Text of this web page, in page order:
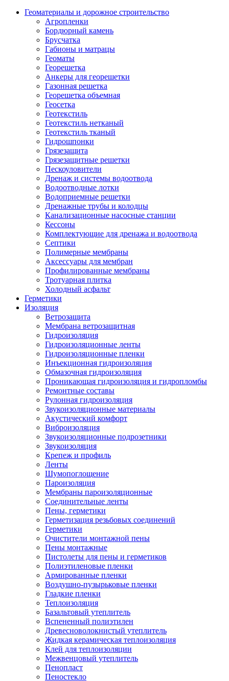
Геоматериалы и дорожное строительство
Агропленки
Бордюрный камень
Брусчатка
Габионы и матрацы
Геоматы
Георешетка
Анкеры для георешетки
Газонная решетка
Георешетка объемная
Геосетка
Геотекстиль
Геотекстиль нетканый
Геотекстиль тканый
Гидрошпонки
Грязезащита
Грязезащитные решетки
Пескоуловители
Дренаж и системы водоотвода
Водоотводные лотки
Водоприемные решетки
Дренажные трубы и колодцы
Канализационные насосные станции
Кессоны
Комплектующие для дренажа и водоотвода
Септики
Полимерные мембраны
Аксессуары для мембран
Профилированные мембраны
Тротуарная плитка
Холодный асфальт
Герметики
Изоляция
Ветрозащита
Мембрана ветрозащитная
Гидроизоляция
Гидроизоляционные ленты
Гидроизоляционные пленки
Инъекционная гидроизоляция
Обмазочная гидроизоляция
Проникающая гидроизоляция и гидропломбы
Ремонтные составы
Рулонная гидроизоляция
Звукоизоляционные материалы
Акустический комфорт
Виброизоляция
Звукоизоляционные подрозетники
Звукоизоляция
Крепеж и профиль
Ленты
Шумопоглощение
Пароизоляция
Мембраны пароизоляционные
Соединительные ленты
Пены, герметики
Герметизация резьбовых соединений
Герметики
Очистители монтажной пены
Пены монтажные
Пистолеты для пены и герметиков
Полиэтиленовые пленки
Армированные пленки
Воздушно-пузырьковые пленки
Гладкие пленки
Теплоизоляция
Базальтовый утеплитель
Вспененный полиэтилен
Древесноволокнистый утеплитель
Жидкая керамическая теплоизоляция
Клей для теплоизоляции
Межвенцовый утеплитель
Пенопласт
Пеностекло